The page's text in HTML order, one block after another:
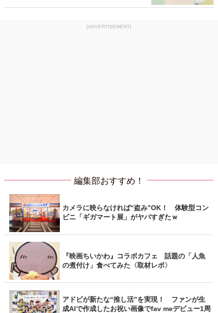
[ADVERTISEMENT]
編集部おすすめ！
カメラに映らなければ“盗み”OK！ 体験型コン
ビニ「ギガマート展」がヤバすぎたｗ
『映画ちいかわ』コラボカフェ 話題の「人魚
の煮付け」食べてみた〈取材レポ〉
アドビが新たな“推し活”を実現！ ファンが生
成AIで作成したお祝い画像でfav meデビュー1周